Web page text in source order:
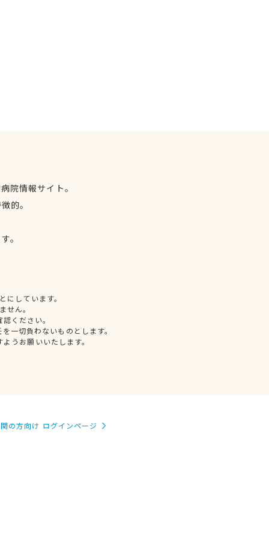
院情報サイト。
的。
。
しています。
せん。
ください。
一切負わないものとします。
うお願いいたします。
の方向け ログインページ